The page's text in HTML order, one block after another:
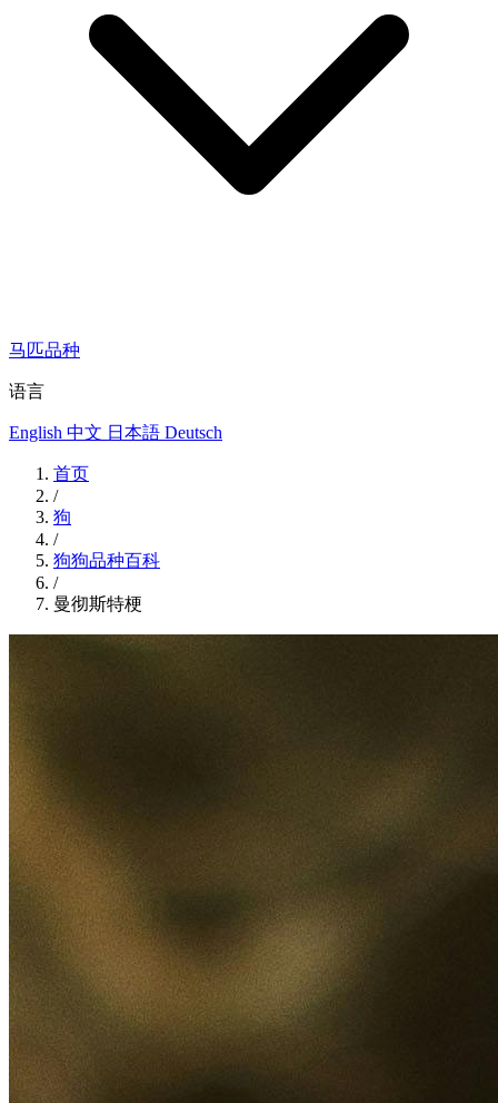
马匹品种
语言
English 中文 日本語 Deutsch
首页
/
狗
/
狗狗品种百科
/
曼彻斯特梗